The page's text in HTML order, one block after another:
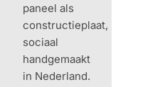
paneel als
constructieplaat,
sociaal
handgemaakt
in Nederland.